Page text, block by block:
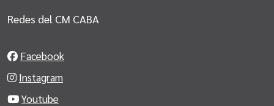
Redes del CM CABA
Facebook
Instagram
Youtube